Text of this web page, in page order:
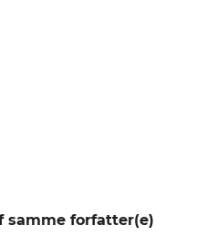
forfatter(e)